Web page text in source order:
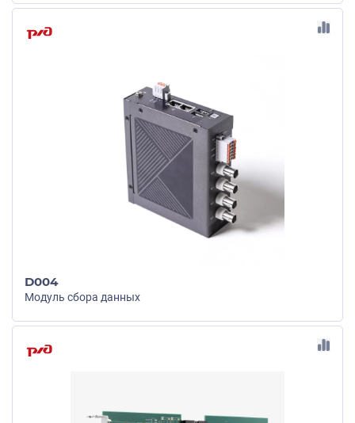
D004
Модуль сбора данных